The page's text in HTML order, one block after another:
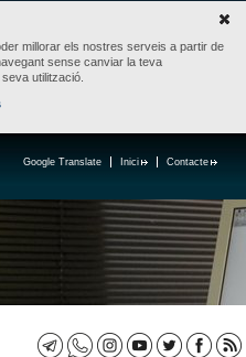
millorar els nostres serveis a partir de
sense canviar la teva
utilització.
Contacte
Inici
Google Translate